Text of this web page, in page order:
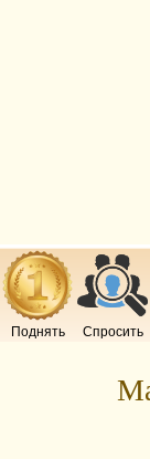
Поднять Спросить